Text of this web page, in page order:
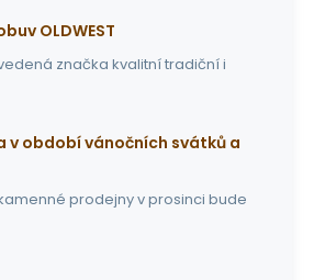
OLDWEST
značka kvalitní tradiční i
v období vánočních svátků a
prodejny v prosinci bude